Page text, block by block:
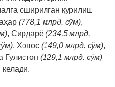
оширилган қурилиш
(778,1 млрд. сўм),
, Сирдарё (234,5 млрд.
, Ховос (149,0 млрд. сўм),
Гулистон (129,1 млрд. сўм)
келади.